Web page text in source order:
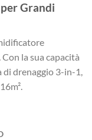
Grandi
la sua capacità
di drenaggio 3-in-1,